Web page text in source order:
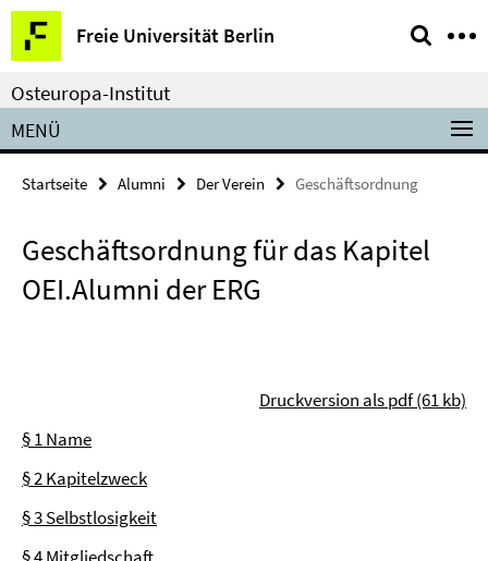
Springe
direkt
zu
Inhalt
Freie Universität Berlin
Service-
Navigation
Osteuropa-Institut
MENÜ
Startseite Alumni Der Verein Geschäftsordnung
Geschäftsordnung für das Kapitel
OEI.Alumni der ERG
Druckversion als pdf (61 kb)
§ 1 Name
§ 2 Kapitelzweck
§ 3 Selbstlosigkeit